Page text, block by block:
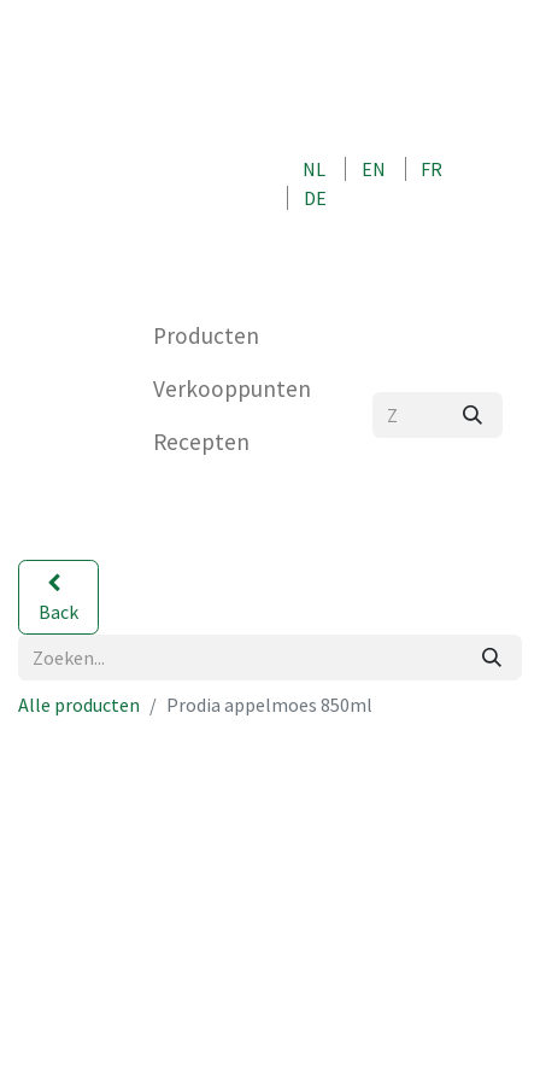
NL EN
FR
DE
Producten
Verkooppunten
Recepten
Back
Alle producten Prodia appelmoes 850ml